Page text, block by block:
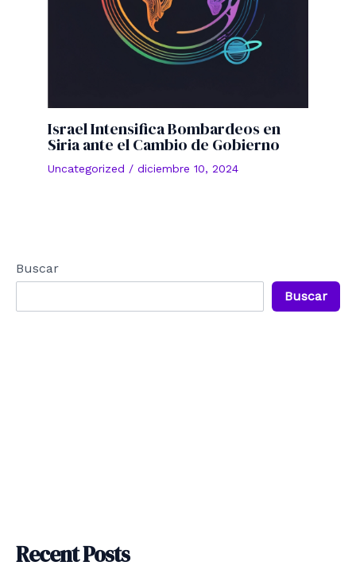
Israel Intensifica Bombardeos en
Siria ante el Cambio de Gobierno
Uncategorized / diciembre 10, 2024
Buscar
Buscar
Recent Posts